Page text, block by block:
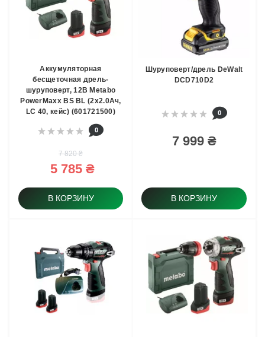
Аккумуляторная
бесщеточная дрель-
шуруповерт, 12В Metabo
PowerMaxx BS BL (2x2.0Ач,
LC 40, кейс) (601721500)
0
7 820 ₴
5 785 ₴
В КОРЗИНУ
Шуруповерт/дрель DeWalt
DCD710D2
0
7 999 ₴
В КОРЗИНУ